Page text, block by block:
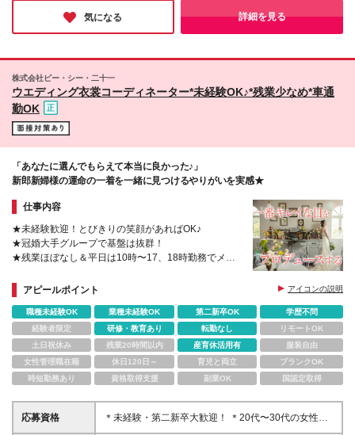
＋賞与年2回 ※経験・能力を考慮の上決定します。 ※
試用期間4ヵ月あり（期間中の給与変動はありませ
【埼玉県】★積極採用中★ キャラットエミテラス所
沢 キャラットイオンレイクタウン キャラットイオン
ラット寝屋川 【京都府】 キャラット京都西陣 【奈良
ラット四日市 キャラット鈴鹿 キャラット松阪 キャラ
ット名張 【宮城県】 キャラット仙台泉 (変更の範囲)
ても安心して働き続けられます。好きな仕事で長く働き続けたい
という想いがある方におススメです♪
気になる 詳細を見る
株式会社ビー・シー・二十一
ウエディング衣裳コーディネーター*未経験OK♪*残業少なめ*車通
勤OK
「あなたに選んでもらえて本当に良かった♪」
新郎新婦様の運命の一着を一緒に見つけるやりがいを実感★
仕事内容
★未経験歓迎！とびきりの笑顔があればOK♪
★冠婚大手グループで基盤は抜群！
★残業ほぼなし＆平日は10時〜17、18時勤務でメリ
★産育休取得100％＆復帰実績多数！育児支援も充
実！
アピールポイント アイコンの説明
職種未経験OK 業種未経験OK 第二新卒OK
学歴不問
経験者限定
研修・教育あり 転勤なし
リモートOK
土日祝休み
残業20時間以内 産育休活用有
服装自由
女性管理職在籍
休日120日～ 育児と両立
ブランクOK
時短勤務あり
資格取得支援 副業OK 国認定取得
応募資格
＊未経験・第二新卒大歓迎！ ＊20代〜30代の女性が
中心に活躍中♪ ◆学歴不問・転職回数不問 ※笑顔の素